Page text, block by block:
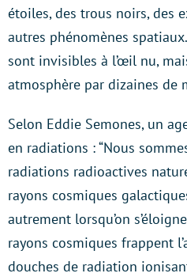
étoiles, des trous noirs, des
autres phénomènes
sont invisibles à l’œil nu,
atmosphère par dizaines de
Selon Eddie Semones, un
en radiations : “Nous
radiations radioactives
rayons cosmiques
autrement lorsqu’on
rayons cosmiques frappent
douches de radiation